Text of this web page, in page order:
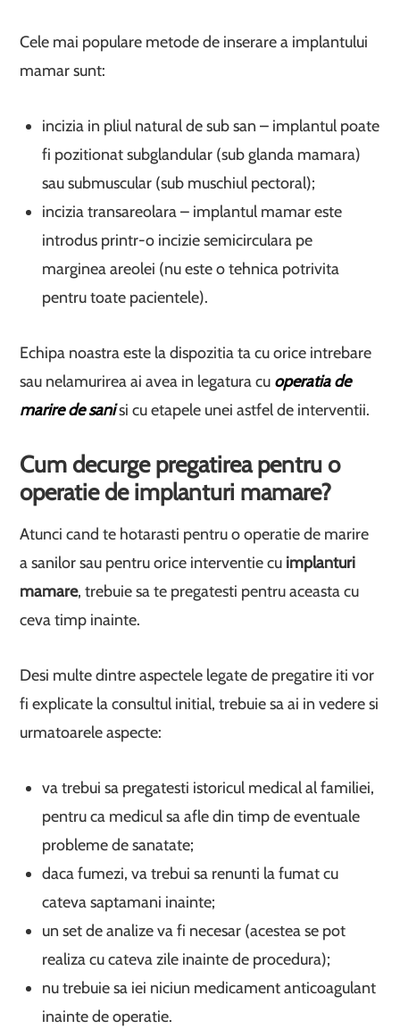
Cele mai populare metode de inserare a implantului
mamar sunt:
incizia in pliul natural de sub san – implantul poate
fi pozitionat subglandular (sub glanda mamara)
sau submuscular (sub muschiul pectoral);
incizia transareolara – implantul mamar este
introdus printr-o incizie semicirculara pe
marginea areolei (nu este o tehnica potrivita
pentru toate pacientele).
Echipa noastra este la dispozitia ta cu orice intrebare
sau nelamurirea ai avea in legatura cu operatia de
marire de sanisi cu etapele unei astfel de interventii.
Cum decurge pregatirea pentru o
operatie de implanturi mamare?
Atunci cand te hotarasti pentru o operatie de marire
a sanilor sau pentru orice interventie cu implanturi
mamare, trebuie sa te pregatesti pentru aceasta cu
ceva timp inainte.
Desi multe dintre aspectele legate de pregatire iti vor
fi explicate la consultul initial, trebuie sa ai in vedere si
urmatoarele aspecte:
va trebui sa pregatesti istoricul medical al familiei,
pentru ca medicul sa afle din timp de eventuale
probleme de sanatate;
daca fumezi, va trebui sa renunti la fumat cu
cateva saptamani inainte;
un set de analize va fi necesar (acestea se pot
realiza cu cateva zile inainte de procedura);
nu trebuie sa iei niciun medicament anticoagulant
inainte de operatie.